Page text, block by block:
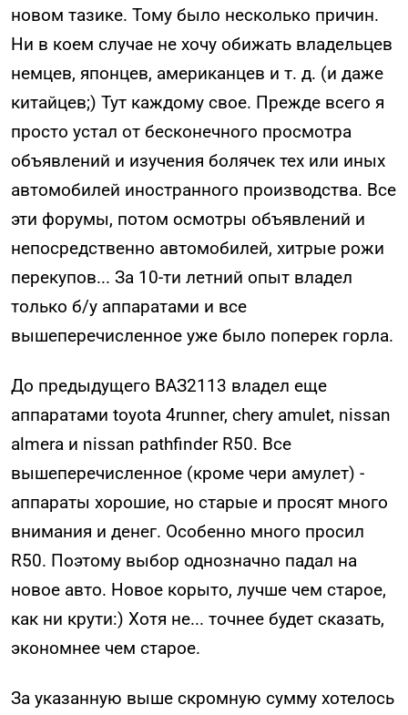
новом тазике. Тому было несколько причин.
Ни в коем случае не хочу обижать владельцев
немцев, японцев, американцев и т. д. (и даже
китайцев;) Тут каждому свое. Прежде всего я
просто устал от бесконечного просмотра
объявлений и изучения болячек тех или иных
автомобилей иностранного производства. Все
эти форумы, потом осмотры объявлений и
непосредственно автомобилей, хитрые рожи
перекупов... За 10-ти летний опыт владел
только б/у аппаратами и все
вышеперечисленное уже было поперек горла.
До предыдущего ВАЗ2113 владел еще
аппаратами toyota 4runner, chery amulet, nissan
almera и nissan pathfinder R50. Все
вышеперечисленное (кроме чери амулет) -
аппараты хорошие, но старые и просят много
внимания и денег. Особенно много просил
R50. Поэтому выбор однозначно падал на
новое авто. Новое корыто, лучше чем старое,
как ни крути:) Хотя не... точнее будет сказать,
экономнее чем старое.
За указанную выше скромную сумму хотелось